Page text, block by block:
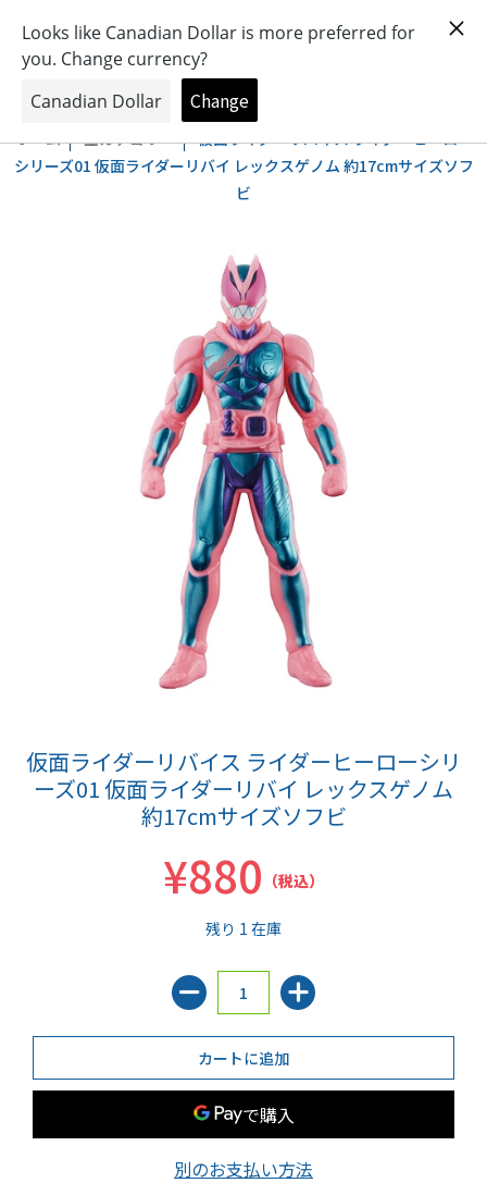
ホーム 全カテゴリー
仮面ライダーリバイス ライダーヒーロー
シリーズ01 仮面ライダーリバイ レックスゲノム 約17cmサイズソフ
ビ
仮面ライダーリバイス ライダーヒーローシリ
ーズ01 仮面ライダーリバイ レックスゲノム
約17cmサイズソフビ
¥880 （税込）
残り 1 在庫
別のお支払い方法